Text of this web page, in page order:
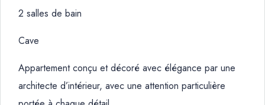
2 salles de bain
Cave
Appartement conçu et décoré avec élégance par une
architecte d’intérieur, avec une attention particulière